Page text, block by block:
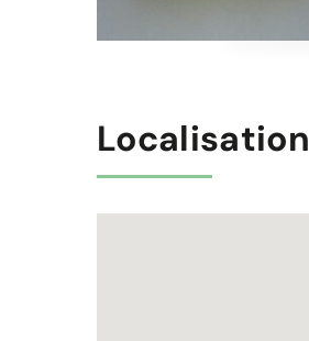
Localisation